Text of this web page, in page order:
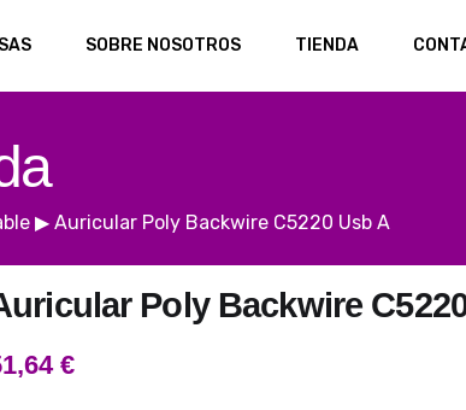
SOBRE NOSOTROS TIENDA
▶ Auricular Poly Backwire C5220 Usb A
Poly Backwire
€